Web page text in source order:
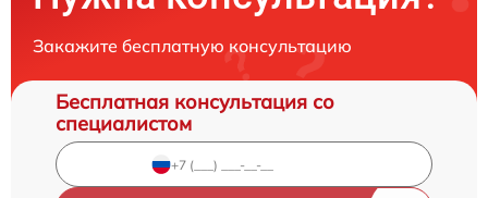
Закажите бесплатную консультацию
Бесплатная консультация со
специалистом